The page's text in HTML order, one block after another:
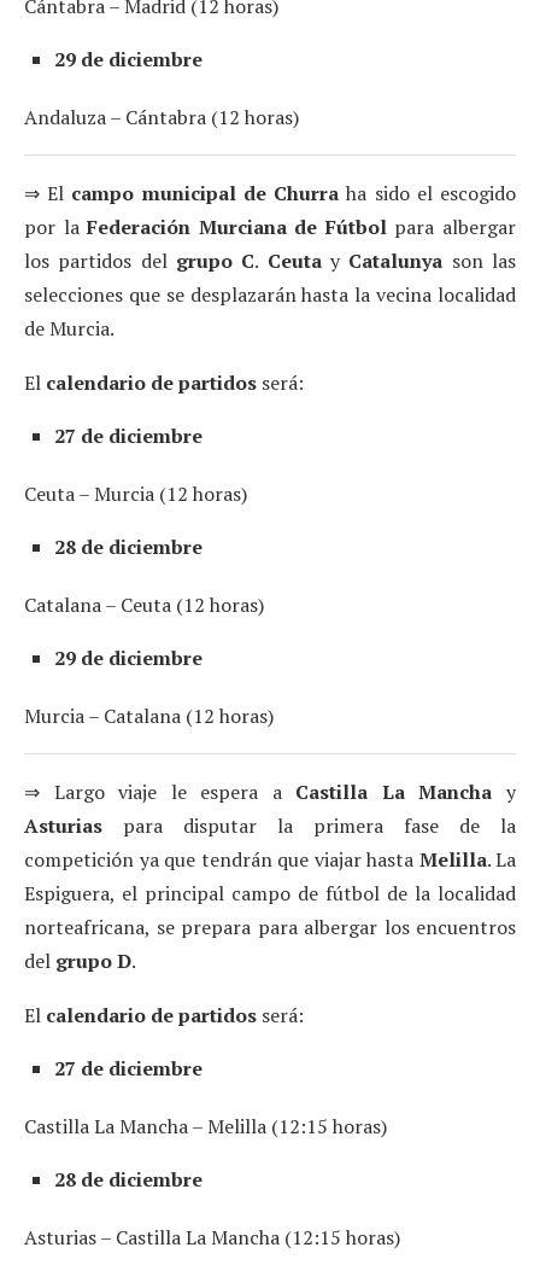
Cántabra – Madrid (12 horas)
29 de diciembre
Andaluza – Cántabra (12 horas)
⇒ El campo municipal de Churraha sido el escogido
por laFederación Murciana de Fútbolpara albergar
los partidos del grupo C. Ceutay Catalunya son las
selecciones que se desplazarán hasta la vecina localidad
de Murcia.
El calendario de partidos será:
27 de diciembre
Ceuta – Murcia (12 horas)
28 de diciembre
Catalana – Ceuta (12 horas)
29 de diciembre
Murcia – Catalana (12 horas)
⇒ Largo viaje le espera a Castilla La Mancha y
Asturias para disputar la primera fase de la
competición ya que tendrán que viajar hasta Melilla. La
Espiguera, el principal campo de fútbol de la localidad
norteafricana, se prepara para albergar los encuentros
del grupo D.
El calendario de partidos será:
27 de diciembre
Castilla La Mancha – Melilla (12:15 horas)
28 de diciembre
Asturias – Castilla La Mancha (12:15 horas)